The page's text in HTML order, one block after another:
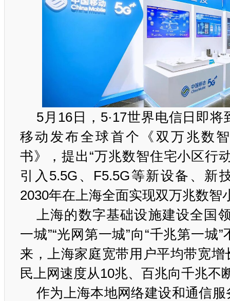
5月16日，5·17世界电信日即
移动发布全球首个《双万兆数
书》，提出“万兆数智住宅小区行
引入5.5G、F5.5G等新设备、新
2030年在上海全面实现双万兆数智
上海的数字基础设施建设全国
一城”“光网第一城”向“千兆第一城
来，上海家庭宽带用户平均带宽增
民上网速度从10兆、百兆向千兆不
作为上海本地网络建设和通信